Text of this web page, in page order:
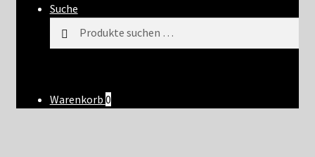
Suche
nach:
Warenkorb 0